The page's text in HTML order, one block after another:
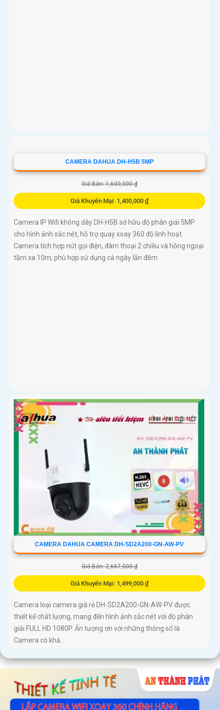
CAMERA DAHUA DH-H5B 5MP
Giá Bán: 1,600,000 ₫
Giá Khuyến Mại: 1,400,000 ₫
Camera IP Wifi không dây DH-H5B sở hữu độ phân giải 5MP
cho hình ảnh sắc nét, hỗ trợ quay xoay 360 độ linh hoạt.
Camera tích hợp nút gọi điện, đàm thoại 2 chiều và hồng ngoại
tầm xa 10m, phù hợp sử dụng cả ngày lẫn đêm
CAMERA DAHUA CAMERA DH-SD2A200-GN-AW-PV
Giá Bán: 2,667,000 ₫
Giá Khuyến Mại: 1,499,000 ₫
Camera loại camera giá rẻ DH-SD2A200-GN-AW-PV được
thiết kế chất lượng, mang đến hình ảnh sắc nét với độ phân
giải FULL HD 1080P. Ấn tượng ơn với những thông số là
Camera có khả...